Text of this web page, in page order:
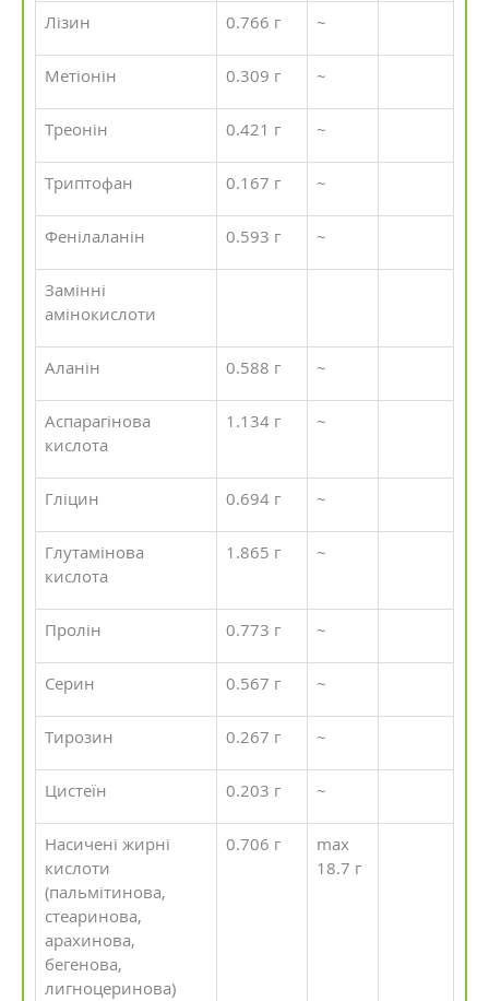
Лізин 0.766 г ~
Метіонін 0.309 г ~
Треонін 0.421 г ~
Триптофан 0.167 г ~
Фенілаланін 0.593 г ~
Замінні
амінокислоти
Аланін 0.588 г ~
Аспарагінова
кислота
1.134 г ~
Гліцин 0.694 г ~
Глутамінова
кислота
1.865 г ~
Пролін 0.773 г ~
Серин 0.567 г ~
Тирозин 0.267 г ~
Цистеїн 0.203 г ~
Насичені жирні
кислоти
(пальмітинова,
стеаринова,
арахинова,
бегенова,
лигноцеринова)
0.706 г
max
18.7 г